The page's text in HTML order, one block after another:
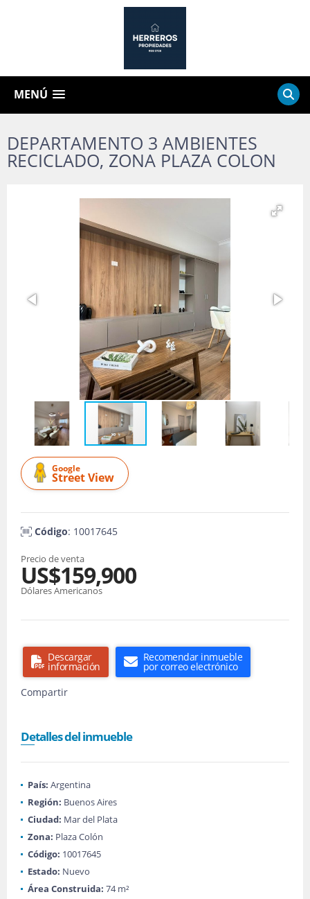
MENÚ
DEPARTAMENTO 3 AMBIENTES
RECICLADO, ZONA PLAZA COLON
Google
Street View
Código: 10017645
Precio de venta
US$159,900
Dólares Americanos
Descargar
información
Recomendar inmueble
por correo electrónico
Compartir
Detalles del inmueble
País: Argentina
Región: Buenos Aires
Ciudad: Mar del Plata
Zona: Plaza Colón
Código: 10017645
Estado: Nuevo
Área Construida: 74 m²